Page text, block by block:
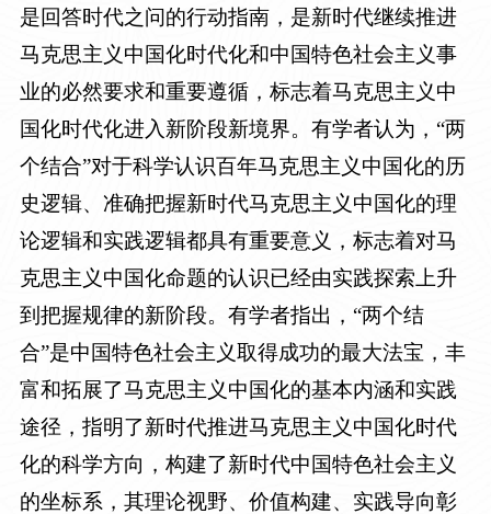
是回答时代之问的行动指南，是新时代继续推进
马克思主义中国化时代化和中国特色社会主义事
业的必然要求和重要遵循，标志着马克思主义中
国化时代化进入新阶段新境界。有学者认为，“两
个结合”对于科学认识百年马克思主义中国化的历
史逻辑、准确把握新时代马克思主义中国化的理
论逻辑和实践逻辑都具有重要意义，标志着对马
克思主义中国化命题的认识已经由实践探索上升
到把握规律的新阶段。有学者指出，“两个结
合”是中国特色社会主义取得成功的最大法宝，丰
富和拓展了马克思主义中国化的基本内涵和实践
途径，指明了新时代推进马克思主义中国化时代
化的科学方向，构建了新时代中国特色社会主义
的坐标系，其理论视野、价值构建、实践导向彰